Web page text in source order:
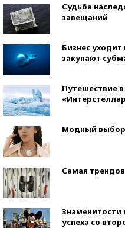
Судьба
завещаний
Бизнес
закупают
Путешествие
Модный выбор:
Самая
Знаменитости
успеха со